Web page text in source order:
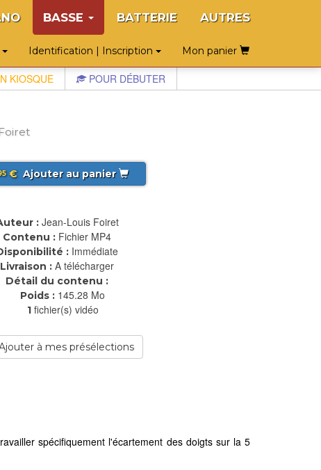
BASSE BATTERIE AUTRES
Identification | Inscription Mon panier
KIOSQUE POUR DÉBUTER
€ Ajouter au panier
: Jean-Louis Foiret
Contenu : Fichier MP4
: Immédiate
Livraison : A télécharger
Détail du contenu :
Poids : 145.28 Mo
1 fichier(s) vidéo
à mes présélections
spécifiquement l'écartement des doigts sur la 5